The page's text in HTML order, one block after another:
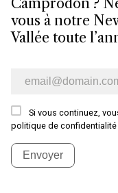
Camprodon ?
vous à notre
Vallée toute
Bulletin d’information
Si vous continuez,
politique de
Envoyer